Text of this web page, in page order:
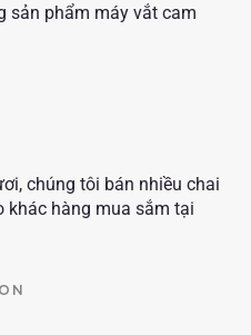
sản phẩm máy vắt cam
chúng tôi bán nhiều chai
khác hàng mua sắm tại